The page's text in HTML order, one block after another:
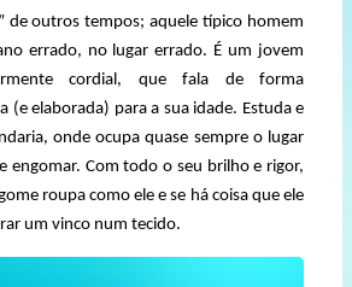
de outros tempos; aquele típico homem
errado, no lugar errado. É um jovem
cordial, que fala de forma
(e elaborada) para a sua idade. Estuda e
onde ocupa quase sempre o lugar
engomar. Com todo o seu brilho e rigor,
roupa como ele e se há coisa que ele
um vinco num tecido.